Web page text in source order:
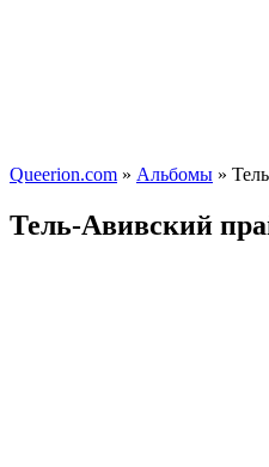
Queerion.com » Альбомы »
Тель-Авивский